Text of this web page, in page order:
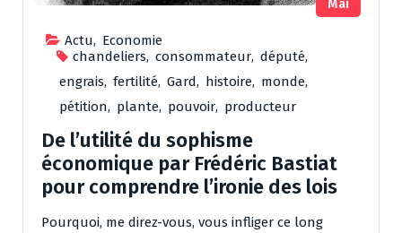
Actu, Economie
chandeliers, consommateur, député,
engrais, fertilité, Gard, histoire, monde,
pétition, plante, pouvoir, producteur
Mai
De l’utilité du sophisme
économique par Frédéric Bastiat
pour comprendre l’ironie des lois
Pourquoi, me direz-vous, vous infliger ce long